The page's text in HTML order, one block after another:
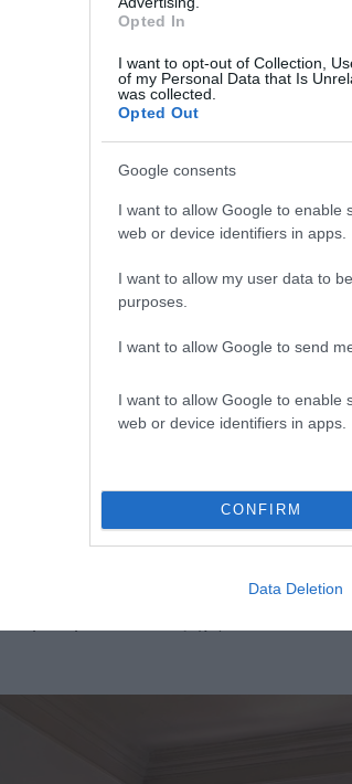
Opted In
I want to opt-out of Collection,
of my Personal Data that Is
was collected.
Opted Out
Google consents
I want to allow Google to enable
web or device identifiers in apps.
I want to allow my user data to
purposes.
I want to allow Google to send
I want to allow Google to enable
web or device identifiers in apps.
CONFIRM
Data Deletion
διώροφη κατοικία, άριστα
πόλης, που αντικατοπτρίζει το
ομώνυμου παλαιού ζαχαροπλαστείου, το